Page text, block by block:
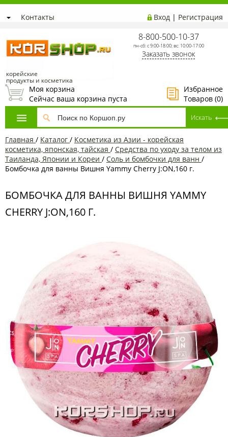
Контакты Вход | Регистрация
корейские
продукты и косметика
8-800-500-10-37
пн-сб: с 9:00-18:00; вс: 10:00-17:00
Заказать звонок
Избранное
Товаров (0)
Моя корзина
Сейчас ваша корзина пуста
Главная / Каталог / Косметика из Азии - корейская
косметика, японская, тайская / Средства по уходу за телом из
Таиланда, Японии и Кореи / Соль и бомбочки для ванн /
Бомбочка для ванны Вишня Yammy Cherry J:ON,160 г.
БОМБОЧКА ДЛЯ ВАННЫ ВИШНЯ YAMMY
CHERRY J:ON,160 Г.